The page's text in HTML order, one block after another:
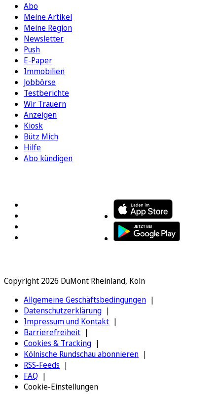
Abo
Meine Artikel
Meine Region
Newsletter
Push
E-Paper
Immobilien
Jobbörse
Testberichte
Wir Trauern
Anzeigen
Kiosk
Bütz Mich
Hilfe
Abo kündigen
Copyright 2026 DuMont Rheinland, Köln
Allgemeine Geschäftsbedingungen
Datenschutzerklärung
Impressum und Kontakt
Barrierefreiheit
Cookies & Tracking
Kölnische Rundschau abonnieren
RSS-Feeds
FAQ
Cookie-Einstellungen